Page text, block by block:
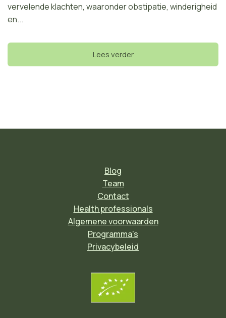
vervelende klachten, waaronder obstipatie, winderigheid
en...
Lees verder
Blog
Team
Contact
Health professionals
Algemene voorwaarden
Programma's
Privacybeleid